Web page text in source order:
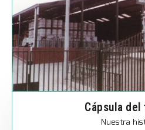
Cápsula
Nuestra